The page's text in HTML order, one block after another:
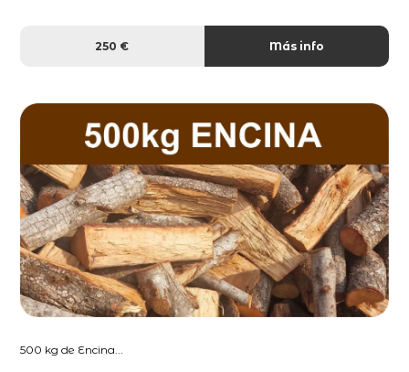
250 € Más info
500 kg de Encina...